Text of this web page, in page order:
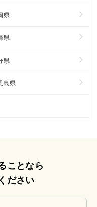
県
県
県
島県
ことなら
ださい